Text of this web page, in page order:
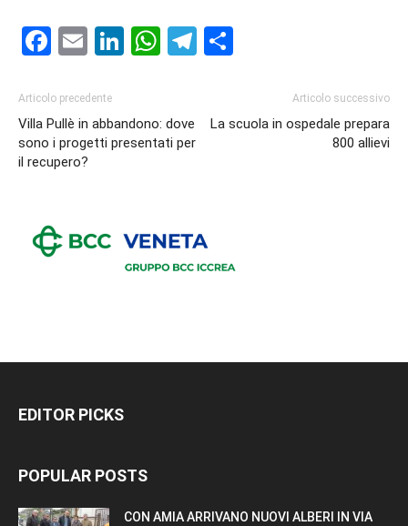
Facebook
EmailLinkedIn
WhatsApp
Telegram
Articolo precedente
Villa Pullè in abbandono: dove
sono i progetti presentati per
il recupero?
Articolo successivo
La scuola in ospedale prepara
800 allievi
EDITOR PICKS
POPULAR POSTS
CON AMIA ARRIVANO NUOVI ALBERI IN VIA